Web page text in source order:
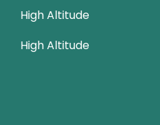
High Altitude
High Altitude